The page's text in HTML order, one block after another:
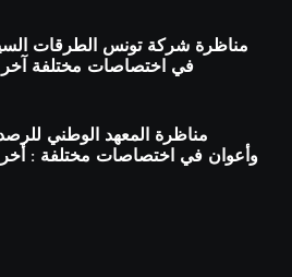
في اختصاصات مختلفة آخر أجل : 21
مناظرة المعهد الوطني